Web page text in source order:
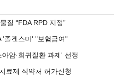
질 “FDA RPD 지정”
'졸겐스마' "보험급여"
암·희귀질환 과제' 선정
료제 식약처 허가신청